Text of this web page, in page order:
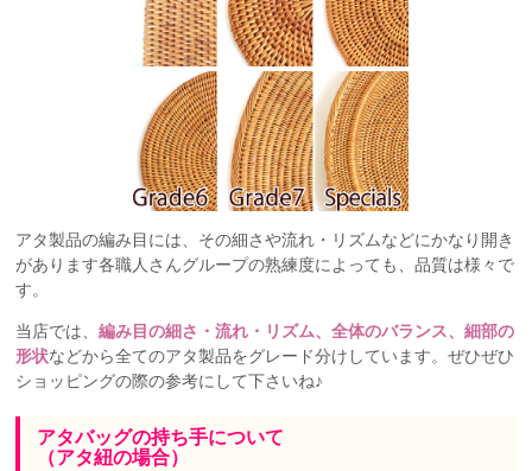
アタ製品の編み目には、その細さや流れ・リズムなどにかなり開き
があります各職人さんグループの熟練度によっても、品質は様々で
す。
当店では、編み目の細さ・流れ・リズム、全体のバランス、細部の
形状などから全てのアタ製品をグレード分けしています。ぜひぜひ
ショッピングの際の参考にして下さいね♪
アタバッグの持ち手について
（アタ紐の場合）